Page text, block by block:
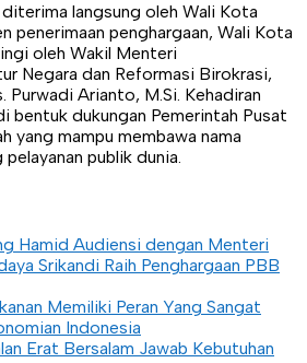
langsung oleh Wali Kota
penerimaan penghargaan, Wali Kota
oleh Wakil Menteri
Negara dan Reformasi Birokrasi,
Purwadi Arianto, M.Si. Kehadiran
bentuk dukungan Pemerintah Pusat
yang mampu membawa nama
publik dunia.
Hamid Audiensi dengan Menteri
Srikandi Raih Penghargaan PBB
Memiliki Peran Yang Sangat
Indonesia
Erat Bersalam Jawab Kebutuhan